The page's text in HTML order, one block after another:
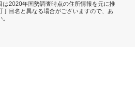
は2020年国勢調査時点の住所情報を元に推
丁目名と異なる場合がございますので、あ